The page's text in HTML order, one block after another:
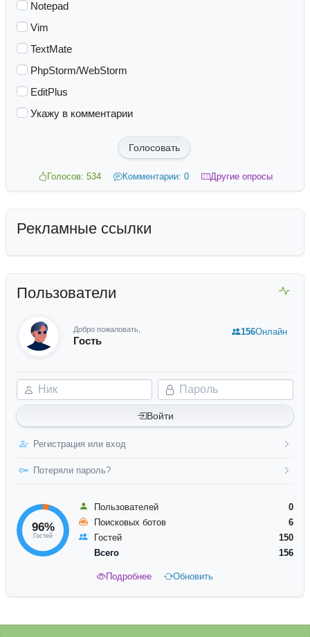
Notepad
Vim
TextMate
PhpStorm/WebStorm
EditPlus
Укажу в комментарии
Голосовать
Голосов: 534 Комментарии: 0 Другие опросы
Рекламные ссылки
Пользователи
Добро пожаловать,
Гость
Ник Пароль
Войти
Регистрация или вход
Потеряли пароль?
156Онлайн
96%
Гостей
Пользователей
0
Поисковых ботов
6
Гостей
150
Всего
156
Подробнее Обновить